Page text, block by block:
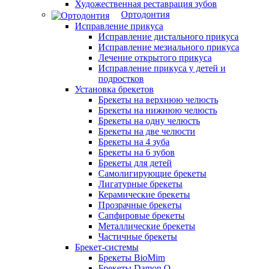
Художественная реставрация зубов
Ортодонтия
Исправление прикуса
Исправление дистального прикуса
Исправление мезиального прикуса
Лечение открытого прикуса
Исправление прикуса у детей и
подростков
Установка брекетов
Брекеты на верхнюю челюсть
Брекеты на нижнюю челюсть
Брекеты на одну челюсть
Брекеты на две челюсти
Брекеты на 4 зуба
Брекеты на 6 зубов
Брекеты для детей
Самолигирующие брекеты
Лигатурные брекеты
Керамические брекеты
Прозрачные брекеты
Сапфировые брекеты
Металлические брекеты
Частичные брекеты
Брекет-системы
Брекеты BioMim